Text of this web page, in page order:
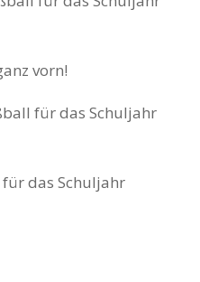
vorn!
für das Schuljahr
das Schuljahr